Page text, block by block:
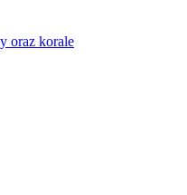
oraz korale